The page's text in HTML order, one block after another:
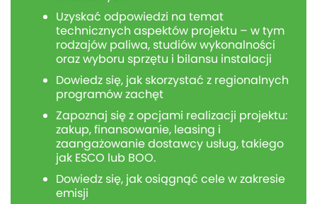
Uzyskać odpowiedzi na temat
technicznych aspektów projektu – w tym
rodzajów paliwa, studiów wykonalności
oraz wyboru sprzętu i bilansu instalacji
Dowiedz się, jak skorzystać z regionalnych
programów zachęt
Zapoznaj się z opcjami realizacji projektu:
zakup, finansowanie, leasing i
zaangażowanie dostawcy usług, takiego
jak ESCO lub BOO.
Dowiedz się, jak osiągnąć cele w zakresie
emisji